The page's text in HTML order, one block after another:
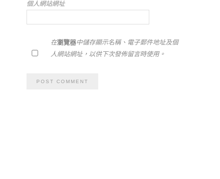
個人網站網址
在瀏覽器中儲存顯示名稱、電子郵件地址及個
人網站網址，以供下次發佈留言時使用。